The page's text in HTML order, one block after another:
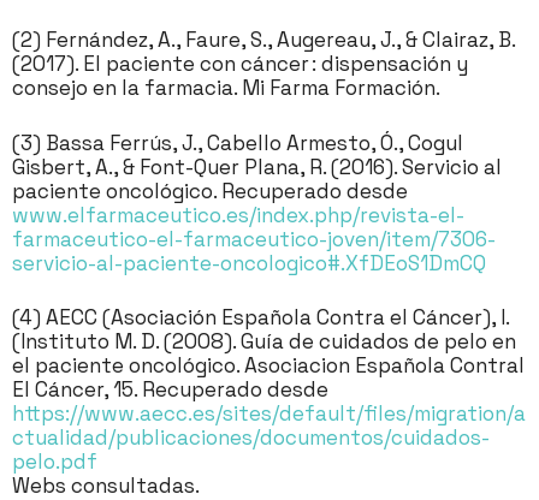
(2) Fernández, A., Faure, S., Augereau, J., & Clairaz, B.
(2017). El paciente con cáncer : dispensación y
consejo en la farmacia. Mi Farma Formación.
(3) Bassa Ferrús, J., Cabello Armesto, Ó., Cogul
Gisbert, A., & Font-Quer Plana, R. (2016). Servicio al
paciente oncológico. Recuperado desde
www.elfarmaceutico.es/index.php/revista-el-
farmaceutico-el-farmaceutico-joven/item/7306-
servicio-al-paciente-oncologico#.XfDEoS1DmCQ
(4) AECC (Asociación Española Contra el Cáncer), I.
(Instituto M. D. (2008). Guía de cuidados de pelo en
el paciente oncológico. Asociacion Española Contral
El Cáncer, 15. Recuperado desde
https://www.aecc.es/sites/default/files/migration/a
ctualidad/publicaciones/documentos/cuidados-
pelo.pdf
Webs consultadas.